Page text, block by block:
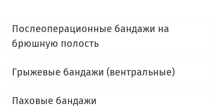
Послеоперационные бандажи на
брюшную полость
Грыжевые бандажи (вентральные)
Паховые бандажи